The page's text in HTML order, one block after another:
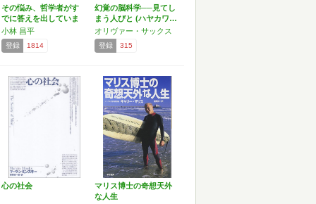
その悩み、哲学者がす
でに答えを出していま
す
小林 昌平
登録 1814
幻覚の脳科学──見てし
まう人びと (ハヤカワ…
オリヴァー・サックス
登録 315
心の社会
マリス博士の奇想天外
な人生